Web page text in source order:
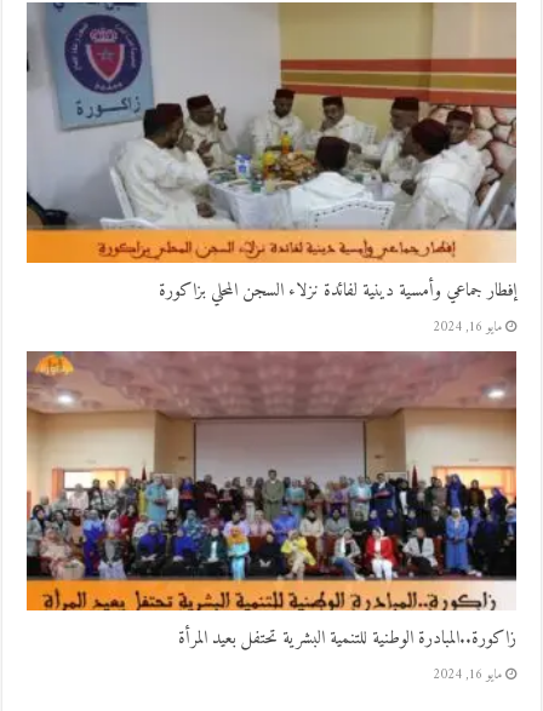
إفطار جماعي وأمسية دينية لفائدة نزلاء السجن المحلي بزاكورة
مايو 16, 2024
زاكورة..المبادرة الوطنية للتنمية البشرية تحتفل بعيد المرأة
مايو 16, 2024